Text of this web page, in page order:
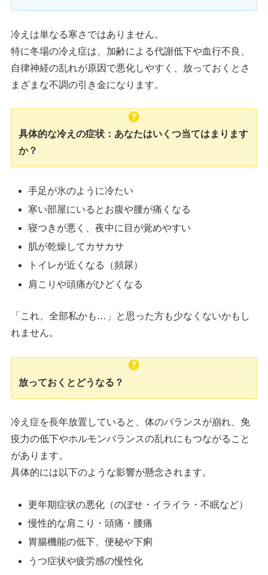
冷えは単なる寒さではありません。
特に冬場の冷え症は、加齢による代謝低下や血行不良、
自律神経の乱れが原因で悪化しやすく、放っておくとさ
まざまな不調の引き金になります。
具体的な冷えの症状：あなたはいくつ当てはまります
か？
手足が氷のように冷たい
寒い部屋にいるとお腹や腰が痛くなる
寝つきが悪く、夜中に目が覚めやすい
肌が乾燥してカサカサ
トイレが近くなる（頻尿）
肩こりや頭痛がひどくなる
「これ、全部私かも…」と思った方も少なくないかもし
れません。
放っておくとどうなる？
冷え症を長年放置していると、体のバランスが崩れ、免
疫力の低下やホルモンバランスの乱れにもつながること
があります。
具体的には以下のような影響が懸念されます。
更年期症状の悪化（のぼせ・イライラ・不眠など）
慢性的な肩こり・頭痛・腰痛
胃腸機能の低下、便秘や下痢
うつ症状や疲労感の慢性化